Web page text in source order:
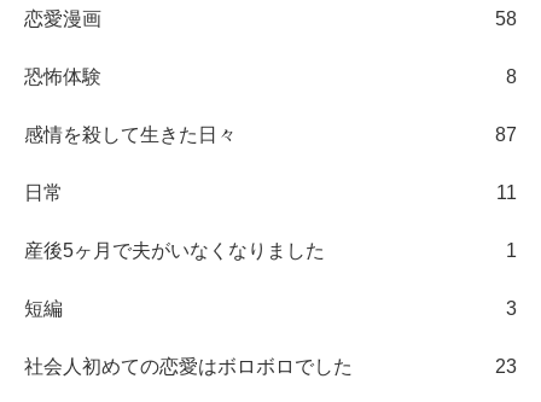
恋愛漫画 58
恐怖体験 8
感情を殺して生きた日々 87
日常 11
産後5ヶ月で夫がいなくなりました 1
短編 3
社会人初めての恋愛はボロボロでした 23